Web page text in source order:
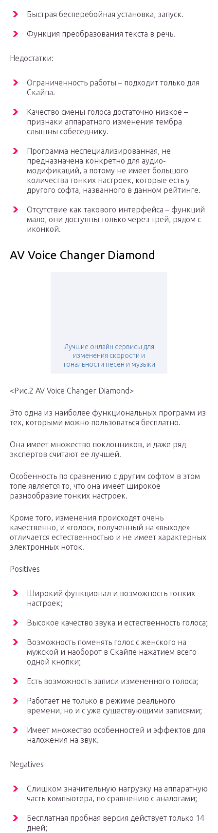
Быстрая бесперебойная установка, запуск.
Функция преобразования текста в речь.
Недостатки:
Ограниченность работы – подходит только для
Скайпа.
Качество смены голоса достаточно низкое –
признаки аппаратного изменения тембра
слышны собеседнику.
Программа неспециализированная, не
предназначена конкретно для аудио-
модификаций, а потому не имеет большого
количества тонких настроек, которые есть у
другого софта, названного в данном рейтинге.
Отсутствие как такового интерфейса – функций
мало, они доступны только через трей, рядом с
иконкой.
AV Voice Changer Diamond
Лучшие онлайн сервисы для
изменения скорости и
тональности песен и музыки
<Рис.2 AV Voice Changer Diamond>
Это одна из наиболее функциональных программ из
тех, которыми можно пользоваться бесплатно.
Она имеет множество поклонников, и даже ряд
экспертов считают ее лучшей.
Особенность по сравнению с другим софтом в этом
топе является то, что она имеет широкое
разнообразие тонких настроек.
Кроме того, изменения происходят очень
качественно, и «голос», полученный на «выходе»
отличается естественностью и не имеет характерных
электронных ноток.
Positives
Широкий функционал и возможность тонких
настроек;
Высокое качество звука и естественность голоса;
Возможность поменять голос с женского на
мужской и наоборот в Скайпе нажатием всего
одной кнопки;
Есть возможность записи измененного голоса;
Работает не только в режиме реального
времени, но и с уже существующими записями;
Имеет множество особенностей и эффектов для
наложения на звук.
Negatives
Слишком значительную нагрузку на аппаратную
часть компьютера, по сравнению с аналогами;
Бесплатная пробная версия действует только 14
дней;